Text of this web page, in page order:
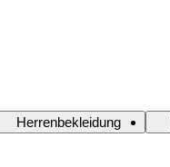
Herrenbekleidung